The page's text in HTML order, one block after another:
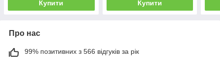
Купити Купити
Про нас
99% позитивних з 566 відгуків за рік